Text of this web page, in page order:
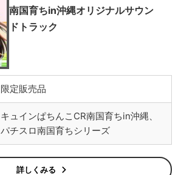
南国育ちin沖縄オリジナルサウン
ドトラック
限定販売品
キュインぱちんこCR南国育ちin沖縄、
パチスロ南国育ちシリーズ
詳しくみる